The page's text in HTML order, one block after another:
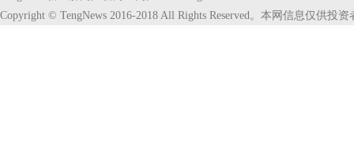
Copyright © TengNews 2016-2018 All Rights Reserved。本网信息仅供投